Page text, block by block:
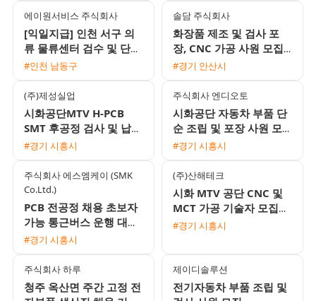
에이원서비스 주식회사
[익일지급] 인천 서구 의
류 물류센터 검수 및 단순
포장 사원 모집 (시급
#인천 남동구
솔담 주식회사
화장품 제조 및 검사 포
장, CNC 가공 사원 모집
(주급 가능 및 통근버스
#경기 안산시
(주)제성실업
시화공단MTV H-PCB
SMT 후공정 검사 및 납땜
여성 사원 모집 (주간고
#경기 시흥시
주식회사 엔디오토
시화공단 자동차 부품 단
순 조립 및 포장 사원 모
집 주간고정 주야교대 선
#경기 시흥시
주식회사 에스엠케이 (SMK
Co.Ltd.)
PCB 전공정 채용 초보자
가능 통근버스 운행 대기
업 1차 협력사
#경기 시흥시
(주)산해테크
시화 MTV 공단 CNC 및
MCT 가공 기술자 모집
(주간 및 주야간 선택 가
#경기 시흥시
주식회사 하루
청주 옥산면 주간 고정 전
제이디솔루션
전기자동차 부품 조립 및